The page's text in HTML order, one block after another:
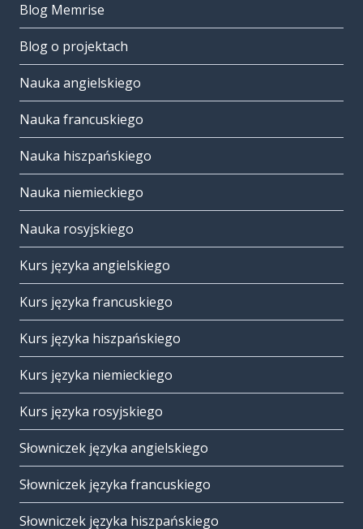
Blog Memrise
Blog o projektach
Nauka angielskiego
Nauka francuskiego
Nauka hiszpańskiego
Nauka niemieckiego
Nauka rosyjskiego
Kurs języka angielskiego
Kurs języka francuskiego
Kurs języka hiszpańskiego
Kurs języka niemieckiego
Kurs języka rosyjskiego
Słowniczek języka angielskiego
Słowniczek języka francuskiego
Słowniczek języka hiszpańskiego